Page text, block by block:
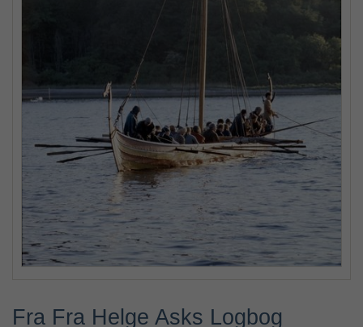
Fra Fra Helge Asks Logbog